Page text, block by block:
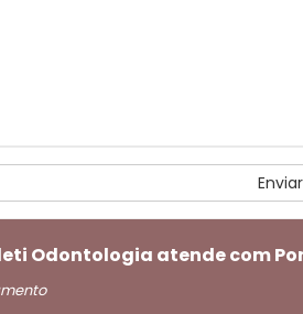
Enviar
Odontologia atende com